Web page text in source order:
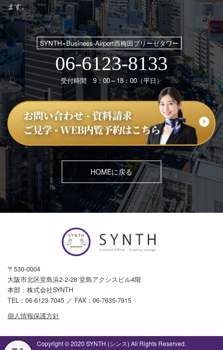
ます。
SYNTH×Business-Airport西梅田ブリーゼタワー
06-6123-8133
受付時間 9：00～18：00（平日）
HOMEに戻る
〒530-0004
大阪市北区堂島浜2-2-28 堂島アクシスビル4階
本部：株式会社SYNTH
TEL： 06-6123-7045 ／ FAX：06-7635-7915
個人情報保護方針
Copyright © 2020 SYNTH (シンス) All Rights Reserved.